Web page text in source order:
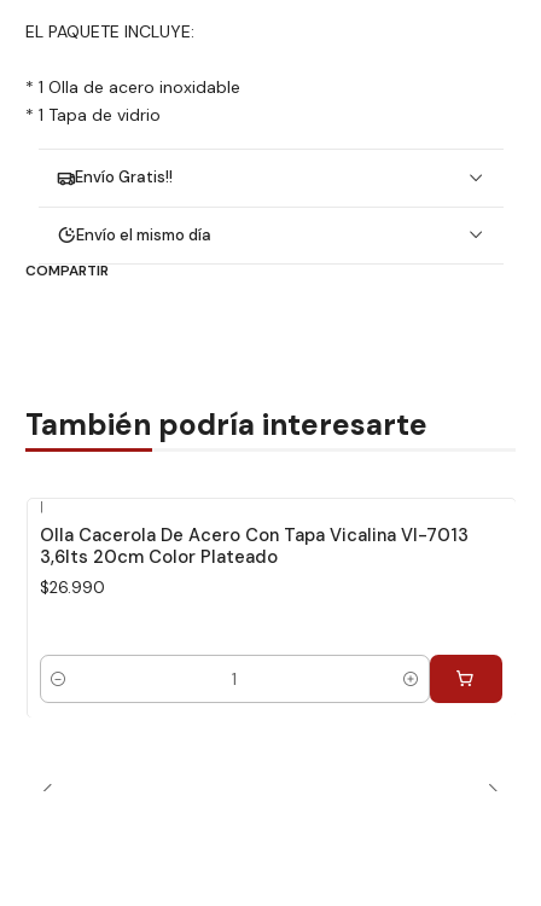
EL PAQUETE INCLUYE:
* 1 Olla de acero inoxidable
* 1 Tapa de vidrio
Envío Gratis!!
Envío el mismo día
COMPARTIR
También podría interesarte
|
Olla Cacerola De Acero Con Tapa Vicalina Vl-7013
3,6lts 20cm Color Plateado
$26.990
Cantidad